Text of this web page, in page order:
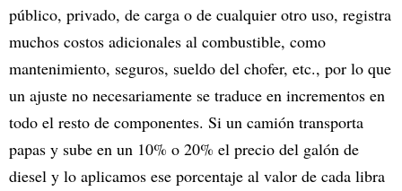
público, privado, de carga o de cualquier otro uso, registra
muchos costos adicionales al combustible, como
mantenimiento, seguros, sueldo del chofer, etc., por lo que
un ajuste no necesariamente se traduce en incrementos en
todo el resto de componentes. Si un camión transporta
papas y sube en un 10% o 20% el precio del galón de
diesel y lo aplicamos ese porcentaje al valor de cada libra